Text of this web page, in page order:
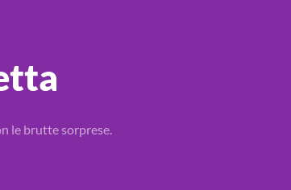
le brutte sorprese.